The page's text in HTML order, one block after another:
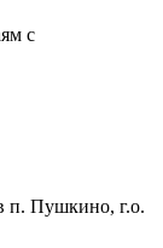
с
п. Пушкино, г.о.